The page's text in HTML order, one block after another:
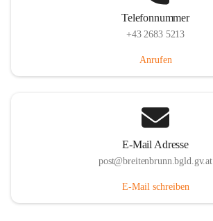
Telefonnummer
+43 2683 5213
Anrufen
E-Mail Adresse
post@breitenbrunn.bgld.gv.at
E-Mail schreiben